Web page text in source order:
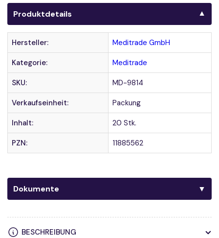
für
Meditrade
-
ABE
Nasenverband
-
mit
Ohrenschlaufen
-
20
Stück
für
-
Nasenverband
Ohrenschlaufen
20
Produktdetails
Hersteller: Meditrade GmbH
Kategorie: Meditrade
SKU: MD-9814
Verkaufseinheit: Packung
Inhalt: 20 Stk.
PZN: 11885562
Dokumente
BESCHREIBUNG